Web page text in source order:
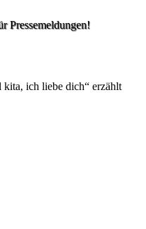
Pressemeldungen!
ich liebe dich“ erzählt